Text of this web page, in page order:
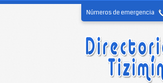
Números de emergencia